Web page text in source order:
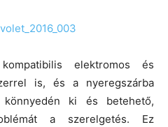
elektromos és
is, és a nyeregszárba
könnyedén ki és betehető,
a szerelgetés. Ez